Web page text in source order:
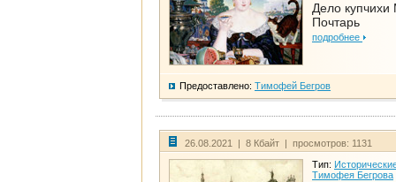
Дело
Почтарь
подробнее
Предоставлено: Тимофей Бегров
26.08.2021 | 8 Кбайт | просмотров: 1131
Тип:
Тимофея Бегрова